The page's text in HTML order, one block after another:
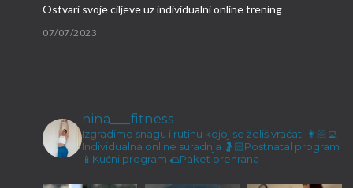
Ostvari svoje ciljeve uz individualni online trening
07/07/2023
Malene ručice i kokos keksići
23/12/2022
nina___fitness
Izgradimo snagu i rutinu kojoj se želiš vraćati 👩🏻‍💻
Individualna online suradnja 🤰🏻Postnatal program
📱Kućni program 🌮Paket prehrana